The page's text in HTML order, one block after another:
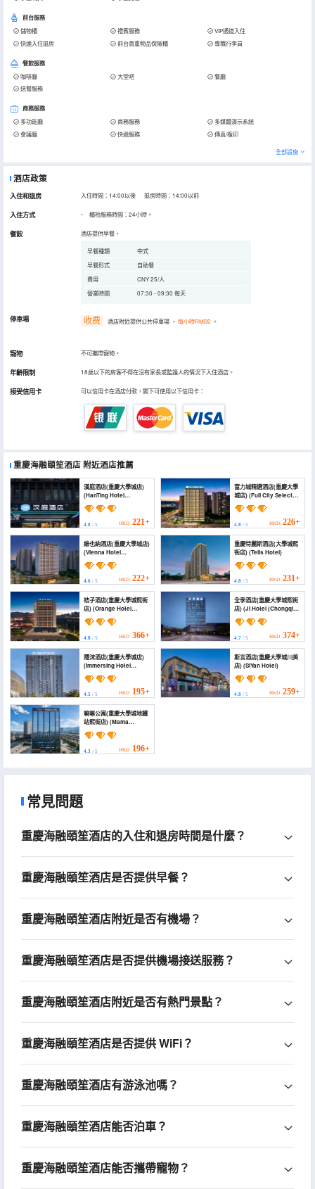
前台服務
儲物櫃 禮賓服務
VIP通道入住
快速入住退房
前台貴重物品保險櫃 專職行李員
餐飲服務
咖啡廳 大堂吧
餐廳
送餐服務
商務服務
多功能廳 商務服務
多媒體演示系統
會議廳
快遞服務 傳真/複印
全部設施
酒店政策
入住和退房 入住時間：14:00以後 退房時間：14:00以前
入住方式 櫃枱服務時間：24小時。
餐飲 酒店提供早餐。
早餐種類
中式
早餐形式
自助餐
費用
CNY 25/人
營業時間
07:30 - 09:30 每天
停車場 收费 酒店附近提供公共停車場 ， 每小時RMB2 。
寵物 不可攜帶寵物。
年齡限制 18歲以下的房客不得在沒有家長或監護人的情況下入住酒店。
接受信用卡 可以信用卡在酒店付款，閣下可使用以下信用卡：
重慶海融頤笙酒店 附近酒店推薦
漢庭酒店(重慶大學城店)
(HanTing Hotel
(Chongqing University
Town))
4.8 / 5 HKD 221+
富力城精選酒店(重慶大學
城店) (Fuli City Select
Hotel （ Chongqing
University Town
4.8/ 5 HKD 226+
維也納酒店(重慶大學城店)
(Vienna Hotel
(Chongqing University
Town))
4.6 / 5 HKD 222+
重慶特麗斯酒店(大學城熙
街店) (Telis Hotel)
4.8/ 5 HKD 231+
桔子酒店(重慶大學城熙街
店) (Orange Hotel
(Chongqing University
Town Xijie))
4.8 / 5 HKD 366+
全季酒店(重慶大學城熙街
店) (JI Hotel (Chongqing
University Town Xijie))
4.7/ 5 HKD 374+
隱沫酒店(重慶大學城店)
(Immersing Hotel
(Chongqing
Daxuecheng))
4.5 / 5 HKD 195+
斯言酒店(重慶大學城川美
店) (SiYan Hotel)
4.8/ 5 HKD 259+
嘛嘛公寓(重慶大學城地鐵
站熙街店) (Mama
Apartment (Chongqing
University Town
Subway Station
Branch))
4.3 / 5 HKD 196+
常見問題
重慶海融頤笙酒店的入住和退房時間是什麼？
重慶海融頤笙酒店是否提供早餐？
重慶海融頤笙酒店附近是否有機場？
重慶海融頤笙酒店是否提供機場接送服務？
重慶海融頤笙酒店附近是否有熱門景點？
重慶海融頤笙酒店是否提供 WiFi？
重慶海融頤笙酒店有游泳池嗎？
重慶海融頤笙酒店能否泊車？
重慶海融頤笙酒店能否攜帶寵物？